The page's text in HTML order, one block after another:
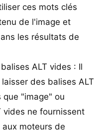
ces mots clés
de l'image et
les résultats de
ALT vides : Il
des balises ALT
que "image" ou
vides ne fournissent
moteurs de